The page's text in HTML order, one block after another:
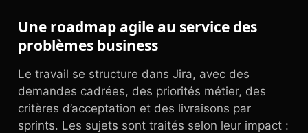
Une roadmap agile au service des
problèmes business
Le travail se structure dans Jira, avec des
demandes cadrées, des priorités métier, des
critères d’acceptation et des livraisons par
sprints. Les sujets sont traités selon leur impact :